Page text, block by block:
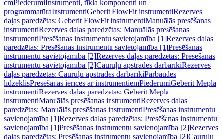
cmPiederumiInstrumenti, tīkla komponenti un
programmatūraInstrumentiGeberit FlowFit instrumentiRezerves
daļas paredzētas: Geberit FlowFit instrumentiManuālās presēšanas
instrumentiRezerves daļas paredzētas: Manuālās presēšanas
instrumentiPresēšanas instrumentu savietojamība [1]Rezerves daļas
paredzētas: Presēšanas instrumentu savietojamība [1]Presēšanas
instrumentu savietojamība [2]Rezerves daļas paredzētas: Presēšanas
instrumentu savietojamība [2]Cauruļu apstrādes darbarīkiRezerves
daļas paredzētas: Cauruļu apstrādes darbarīkiPārbaudes
līdzeklisPresēšanas ierīces ar instrumentiemPiederumiGeberit Mepla
instrumentiRezerves daļas paredzētas: Geberit Mepla
instrumentiManuālās presēšanas instrumentiRezerves daļas
paredzētas: Manuālās presēšanas instrumentiPresēšanas instrumentu
savienojamība [1]Rezerves daļas paredzētas: Presēšanas instrumentu
savienojamība [1]Presēšanas instrumentu savienojamība [2]Rezerves
daļas paredzētas: Presēšanas instrumentu savienojamība [2]Cauruļu